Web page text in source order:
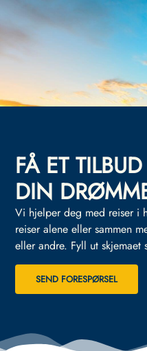
FÅ ET
DIN
Vi hjelper deg med reiser i
reiser alene eller sammen
eller andre. Fyll ut skjemaet
SEND FORESPØRSEL